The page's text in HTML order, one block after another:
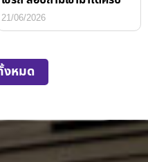
21/06/2026
งหมด